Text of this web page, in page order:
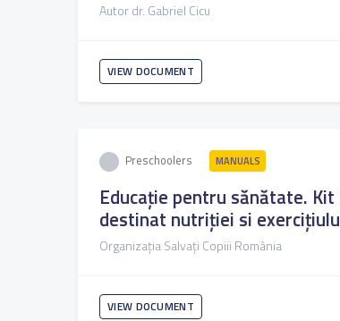
Autor dr. Gabriel Cicu
VIEW DOCUMENT
Preschoolers MANUALS
Educație pentru sănătate.
destinat nutriției si
Organizația Salvați Copiii România
VIEW DOCUMENT